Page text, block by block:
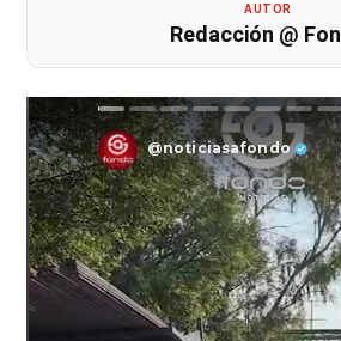
AUTOR
Redacción @
@noticiasafondo